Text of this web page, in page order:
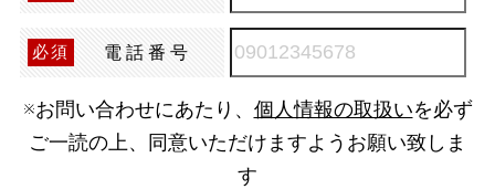
必須 電話番号
※お問い合わせにあたり、 個人情報の取扱いを必ず
ご一読の上、同意いただけますようお願い致しま
す